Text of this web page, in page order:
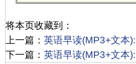
将本页收藏到：
上一篇： 英语早读(MP3+文本
下一篇： 英语早读(MP3+文本